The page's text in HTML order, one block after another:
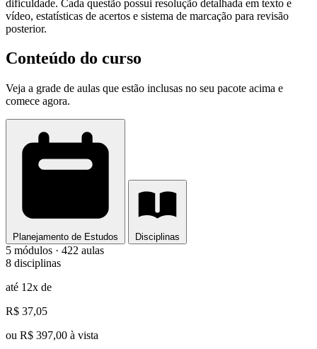
dificuldade. Cada questão possui resolução detalhada em texto e
vídeo, estatísticas de acertos e sistema de marcação para revisão
posterior.
Conteúdo do curso
Veja a grade de aulas que estão inclusas no seu pacote acima e
comece agora.
Planejamento de Estudos Disciplinas
5 módulos · 422 aulas
8 disciplinas
até 12x de
R$ 37,05
ou R$ 397,00 à vista